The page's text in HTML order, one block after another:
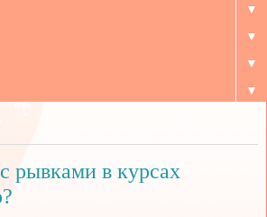
▼
▼
▼
▼
рывками в курсах